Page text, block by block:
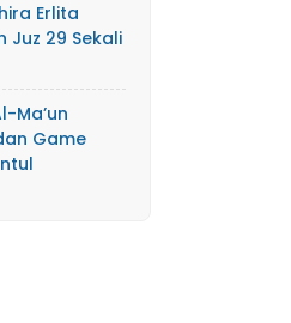
Erlita
Juz 29 Sekali
Ma’un
Game